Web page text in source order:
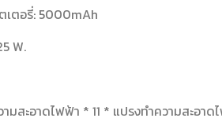
เตอรี่: 5000mAh
W.
มสะอาดไฟฟ้า * 11 * แปรงทำความสะอาด